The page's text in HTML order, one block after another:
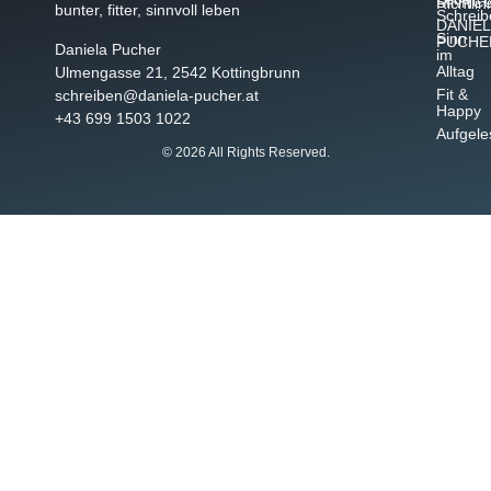
bunter, fitter, sinnvoll leben
Daniela Pucher
Ulmengasse 21, 2542 Kottingbrunn
schreiben@daniela-pucher.at
+43 699 1503 1022
Sinn
im
Alltag
Fit &
Happy
© 2026 All Rights Reserved.